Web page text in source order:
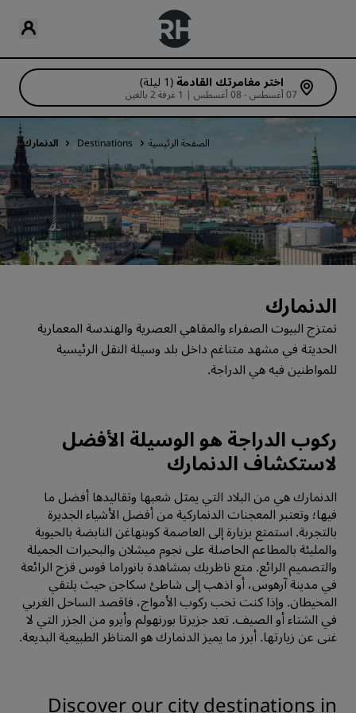
اختر مغامرتك القادمة (1 ليلة)
07 أغسطس - 08 أغسطس | 1 غرفة 2 بالغين
الصفحة الرئيسية Destinations الدنمارك
الدنمارك
تمتزج البيوت الصفراء والمقاهي العصرية والهندسة المعمارية
الحديثة في مشهد متناغم داخل بلد وسيلة النقل الرئيسية
للمواطنين فيه هي الدراجة.
ركوب الدراجة هو الوسيلة الأفضل
لاستكشاف الدنمارك
الدنمارك هي من البلاد التي يمثل شعبها وتقاليدها أفضل ما
فيها؛ وتعتبر المعجنات الدنماركية من أفضل الأشياء الجديرة
بالتجربة. استمتع بزيارة إلى العاصمة كوبنهاغن النابضة بالحيوية
والمليئة بالمطاعم الحاصلة على نجوم ميشلان والبحيرات الجميلة
والتصميم الرائع. متع ناظريك بمشاهدة بانوراما قوس قزح الرائعة
في مدينة آرهوس، أو اذهب إلى شاطئ سكاجن حيث يلتقي
المحيطان. وإذا كنت تحب ركوب الأمواج، فاقصد الساحل الغربي
في الشتاء أو الصيف. تعد جزيرتا بورنهولم وأيرو من الجزر التي لا
غنى عن زيارتها. أبرز ما يميز الدنمارك هو المناظر الطبيعية البديعة.
Discover our city destinations in